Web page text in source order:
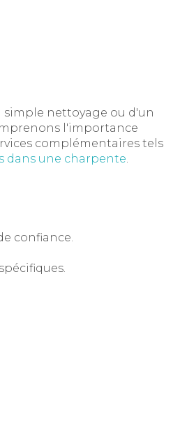
simple nettoyage ou d'un
l'importance
complémentaires tels
dans une charpente
confiance.